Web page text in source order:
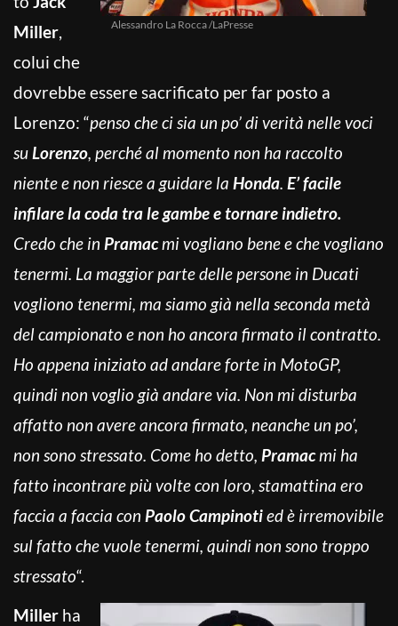
Alessandro La Rocca /LaPresse
Miller,
colui che
dovrebbe essere sacrificato per far posto a
Lorenzo: “penso che ci sia un po’ di verità nelle voci
suLorenzo, perché al momento non ha raccolto
niente e non riesce a guidare la Honda. E’ facile
infilare la coda tra le gambe e tornare indietro.
Credo che in Pramacmi vogliano bene e che vogliano
tenermi. La maggior parte delle persone in Ducati
vogliono tenermi, ma siamo già nella seconda metà
del campionato e non ho ancora firmato il contratto.
Ho appena iniziato ad andare forte in MotoGP,
quindi non voglio già andare via. Non mi disturba
affatto non avere ancora firmato, neanche un po’,
non sono stressato. Come ho detto, Pramacmi ha
fatto incontrare più volte con loro, stamattina ero
faccia a faccia con Paolo Campinotied è irremovibile
sul fatto che vuole tenermi, quindi non sono troppo
stressato“.
Miller ha